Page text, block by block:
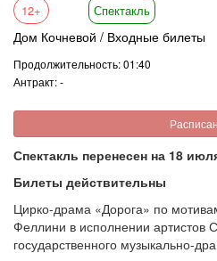
12+ Спектакль
Дом Кочневой / Входные билеты
Продолжительность: 01:40
Антракт: -
Спектакль перенесен на 18
Билеты действительны
Цирко-драма «Дорога» по
Феллини в исполнении артистов
государственного музыкально-